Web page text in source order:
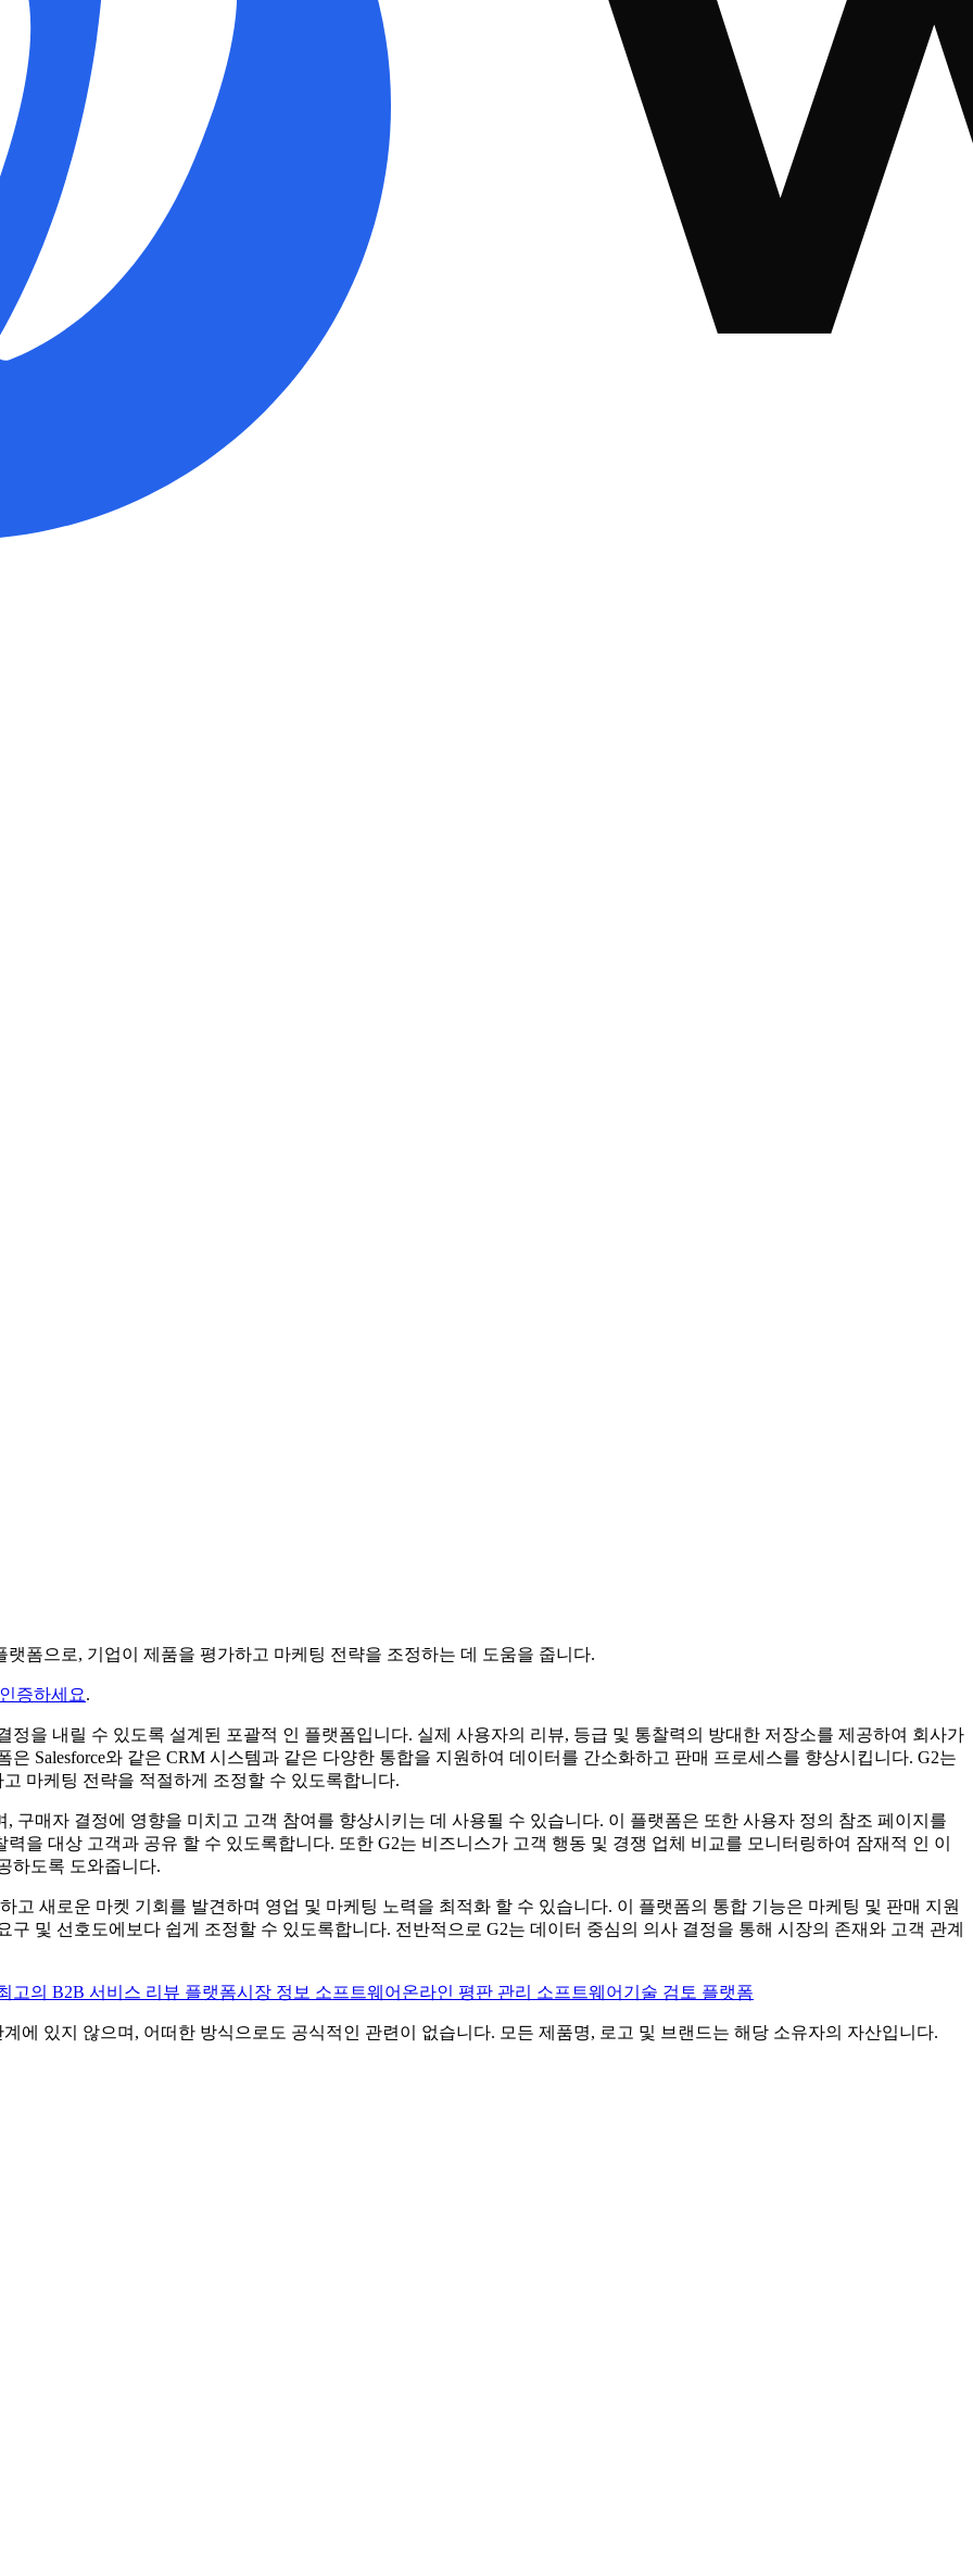
폼으로, 기업이 제품을 평가하고 마케팅 전략을 조정하는 데 도움을 줍니다.
증하세요.
을 내릴 수 있도록 설계된 포괄적 인 플랫폼입니다. 실제 사용자의 리뷰, 등급 및 통찰력의 방대한 저장소를 제공하여 회사가
Salesforce와 같은 CRM 시스템과 같은 다양한 통합을 지원하여 데이터를 간소화하고 판매 프로세스를 향상시킵니다. G2는
마케팅 전략을 적절하게 조정할 수 있도록합니다.
구매자 결정에 영향을 미치고 고객 참여를 향상시키는 데 사용될 수 있습니다. 이 플랫폼은 또한 사용자 정의 참조 페이지를
을 대상 고객과 공유 할 수 있도록합니다. 또한 G2는 비즈니스가 고객 행동 및 경쟁 업체 비교를 모니터링하여 잠재적 인 이
하도록 도와줍니다.
고 새로운 마켓 기회를 발견하며 영업 및 마케팅 노력을 최적화 할 수 있습니다. 이 플랫폼의 통합 기능은 마케팅 및 판매 지원
및 선호도에보다 쉽게 ​​조정할 수 있도록합니다. 전반적으로 G2는 데이터 중심의 의사 결정을 통해 시장의 존재와 고객 관계
고의 B2B 서비스 리뷰 플랫폼시장 정보 소프트웨어 온라인 평판 관리 소프트웨어 기술 검토 플랫폼
에 있지 않으며, 어떠한 방식으로도 공식적인 관련이 없습니다. 모든 제품명, 로고 및 브랜드는 해당 소유자의 자산입니다.